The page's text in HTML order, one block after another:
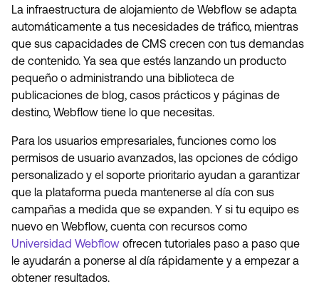
La infraestructura de alojamiento de Webflow se adapta
automáticamente a tus necesidades de tráfico, mientras
que sus capacidades de CMS crecen con tus demandas
de contenido. Ya sea que estés lanzando un producto
pequeño o administrando una biblioteca de
publicaciones de blog, casos prácticos y páginas de
destino, Webflow tiene lo que necesitas.
Para los usuarios empresariales, funciones como los
permisos de usuario avanzados, las opciones de código
personalizado y el soporte prioritario ayudan a garantizar
que la plataforma pueda mantenerse al día con sus
campañas a medida que se expanden. Y si tu equipo es
nuevo en Webflow, cuenta con recursos como
Universidad Webflow ofrecen tutoriales paso a paso que
le ayudarán a ponerse al día rápidamente y a empezar a
obtener resultados.